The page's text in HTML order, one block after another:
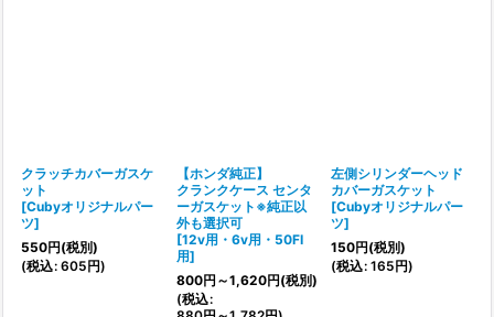
クラッチカバーガスケ
ット
[Cubyオリジナルパー
ツ]
550円(税別)
(税込: 605円)
【ホンダ純正】
クランクケース センタ
ーガスケット※純正以
外も選択可
[12v用・6v用・50FI
用]
800円 ～1,620円(税別)
(税込:
左側シリンダーヘッド
カバーガスケット
[Cubyオリジナルパー
ツ]
150円(税別)
(税込: 165円)